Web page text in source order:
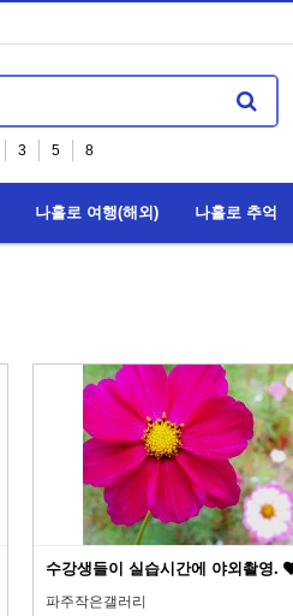
3 5 8
나홀로 여행(해외) 나홀로 추억
수강생들이 실습시간에 야외촬영.
파주작은갤러리